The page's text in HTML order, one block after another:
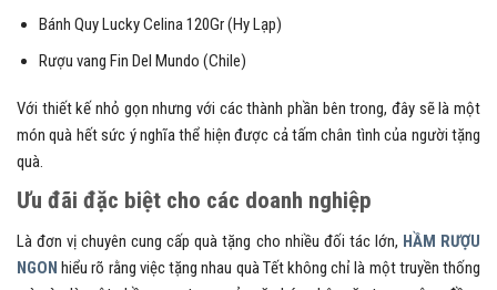
Bánh Quy Lucky Celina 120Gr (Hy Lạp)
Rượu vang Fin Del Mundo (Chile)
Với thiết kế nhỏ gọn nhưng với các thành phần bên trong, đây sẽ là một
món quà hết sức ý nghĩa thể hiện được cả tấm chân tình của người tặng
quà.
Ưu đãi đặc biệt cho các doanh nghiệp
Là đơn vị chuyên cung cấp quà tặng cho nhiều đối tác lớn, HẦM RƯỢU
NGON hiểu rõ rằng việc tặng nhau quà Tết không chỉ là một truyền thống